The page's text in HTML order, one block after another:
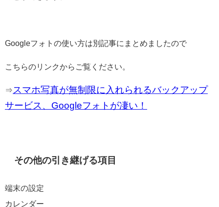
Googleフォトの使い方は別記事にまとめましたので
こちらのリンクからご覧ください。
⇒ スマホ写真が無制限に入れられるバックアップ
サービス、Googleフォトが凄い！
その他の引き継げる項目
端末の設定
カレンダー